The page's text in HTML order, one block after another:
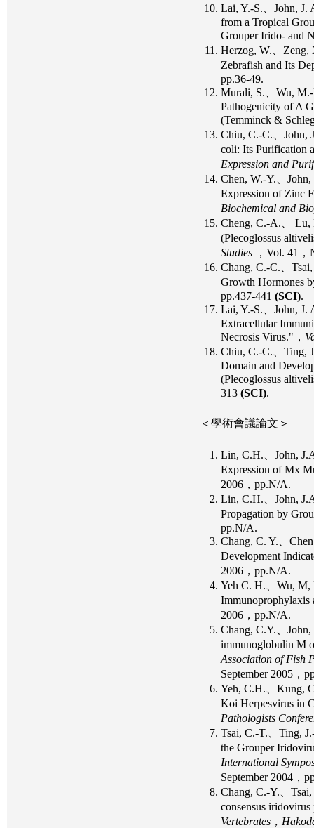
Lai, Y.-S.、John,
from a Tropical
Grouper Irido- and
Herzog, W.、Zeng,
Zebrafish and Its
pp.36-49.
Murali, S.、Wu,
Pathogenicity of A
(Temminck &
Chiu, C.-C.、John,
coli: Its Purification
Expression and
Chen, W.-Y.、
Expression of Zinc
Biochemical and
Cheng, C.-A.、
(Plecoglossus
Studies
，Vol. 41
Chang, C.-C.、
Growth Hormones
pp.437-441 (SCI).
Lai, Y.-S.、John,
Extracellular
Necrosis Virus."，
Chiu, C.-C.、Ting,
Domain and
(Plecoglossus
313 (SCI).
＜學術會議論文＞
Lin, C.H.、John,
Expression of Mx
2006，pp.N/A.
Lin, C.H.、John,
Propagation by
pp.N/A.
Chang, C. Y.、
Development
2006，pp.N/A.
Yeh C. H.、Wu, M,
Immunoprophylaxis
2006，pp.N/A.
Chang, C.Y.、
immunoglobulin M
Association of Fish
September 2005，
Yeh, C.H.、Kung,
Koi Herpesvirus in
Pathologists
Tsai, C.-T.、Ting,
the Grouper
International
September 2004，
Chang, C.-Y.、
consensus
Vertebrates，